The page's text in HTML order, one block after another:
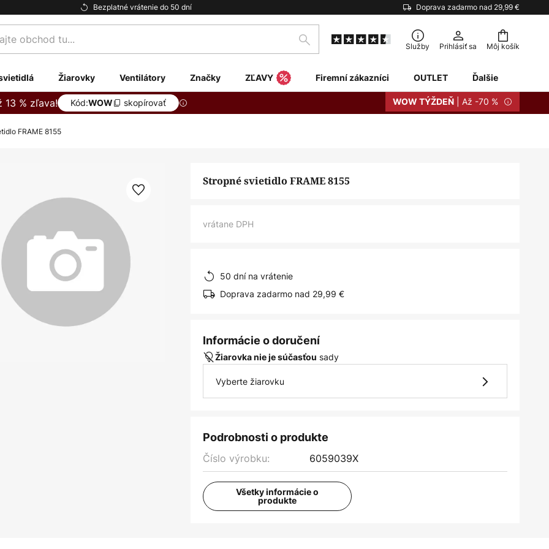
Bezplatné vrátenie do 50 dní Doprava zadarmo nad 29,99 €
Môj košík
Hľadať Služby Prihlásiť sa
Žiarovky Ventilátory Značky ZĽAVY Firemní zákazníci OUTLET Ďalšie
13 % zľava! Kód:WOW skopírovať WOW TÝŽDEŇ | Až -70 %
FRAME 8155
Stropné svietidlo FRAME 8155
vrátane DPH
50 dní na vrátenie
Doprava zadarmo nad 29,99 €
Informácie o doručení
Žiarovka nie je súčasťou sady
Vyberte žiarovku
Podrobnosti o produkte
Číslo výrobku: 6059039X
Všetky informácie o
produkte